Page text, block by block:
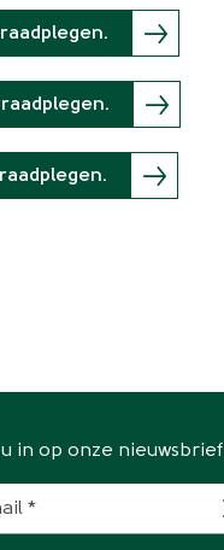
in op onze nieuwsbrief